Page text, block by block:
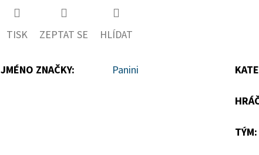
0,0
5
TISK ZEPTAT SE HLÍDAT
JMÉNO ZNAČKY: Panini
TÝM: